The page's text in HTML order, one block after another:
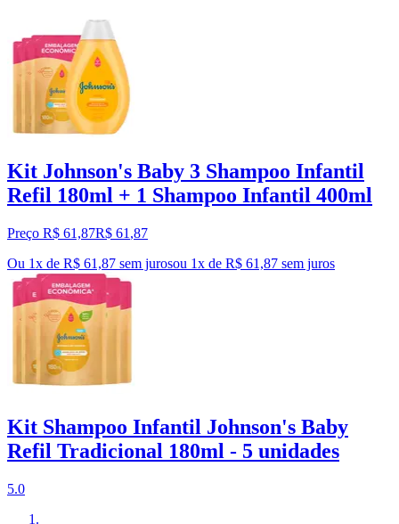
Kit Johnson's Baby 3 Shampoo Infantil
Refil 180ml + 1 Shampoo Infantil 400ml
Preço R$ 61,87R$ 61 ,87
Ou 1x de R$ 61,87 sem jurosou 1x de R$ 61,87 sem juros
Kit Shampoo Infantil Johnson's Baby
Refil Tradicional 180ml - 5 unidades
5.0